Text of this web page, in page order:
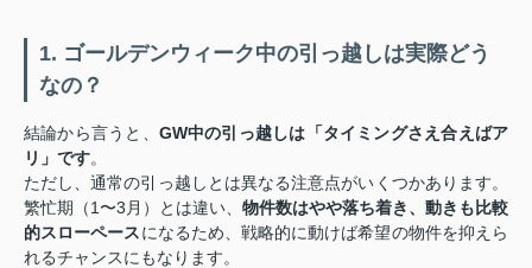
1. ゴールデンウィーク中の引っ越しは実際どう
なの？
結論から言うと、 GW中の引っ越しは「タイミングさえ合えばア
リ」です。
ただし、通常の引っ越しとは異なる注意点がいくつかあります。
繁忙期（1〜3月）とは違い、 物件数はやや落ち着き、動きも比較
的スローペースになるため、戦略的に動けば希望の物件を抑えら
れるチャンスにもなります。